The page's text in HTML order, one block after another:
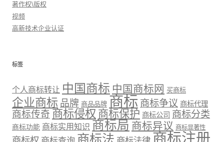
著作权\版权
视频
高新技术企业认证
标签
个人商标转让 中国商标 中国商标网 买商标
企业商标 品牌 商品品牌 商标 商标争议 商标代理
商标传奇 商标侵权 商标保护 商标公司 商标分类
商标功能 商标实用知识 商标局 商标异议 商标显著性
商标法 商标注册